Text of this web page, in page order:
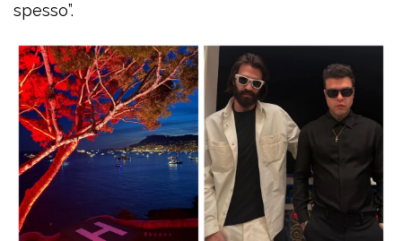
spesso”.